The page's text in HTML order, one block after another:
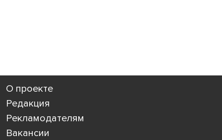
О проекте
Редакция
Рекламодателям
Вакансии